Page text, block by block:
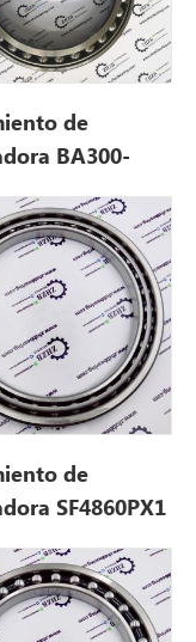
de
BA300-
de
SF4860PX1